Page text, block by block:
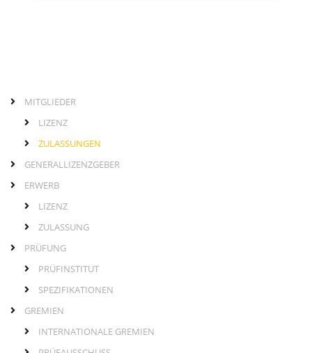
LinksMITGLIEDER
LIZENZ
ZULASSUNGEN
GENERALLIZENZGEBER
ERWERB
LIZENZ
ZULASSUNG
PRÜFUNG
PRÜFINSTITUT
SPEZIFIKATIONEN
GREMIEN
INTERNATIONALE GREMIEN